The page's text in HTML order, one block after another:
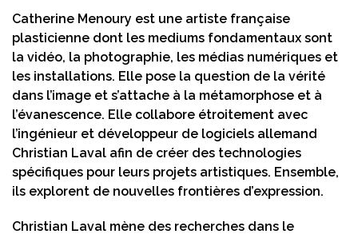
Catherine Menoury est une artiste française
plasticienne dont les mediums fondamentaux sont
la vidéo, la photographie, les médias numériques et
les installations. Elle pose la question de la vérité
dans l’image et s’attache à la métamorphose et à
l’évanescence. Elle collabore étroitement avec
l’ingénieur et développeur de logiciels allemand
Christian Laval afin de créer des technologies
spécifiques pour leurs projets artistiques. Ensemble,
ils explorent de nouvelles frontières d’expression.
Christian Laval mène des recherches dans le